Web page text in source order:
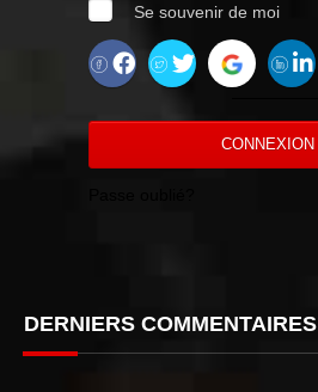
Se souvenir de moi
CONNEXION
DERNIERS COMMENTAIRES